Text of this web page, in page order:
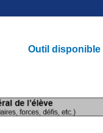
Outil